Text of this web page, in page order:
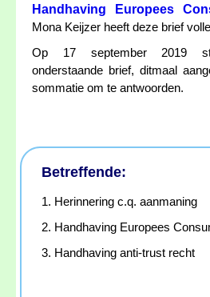
Handhaving Europees
Mona Keijzer heeft deze brief
Op 17 september 2019
onderstaande brief, ditmaal
sommatie om te antwoorden.
Betreffende:
1. Herinnering c.q. aanmaning
2. Handhaving Europees
3. Handhaving anti-trust recht